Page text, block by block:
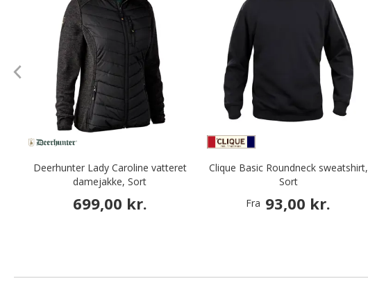
Deerhunter Lady Caroline vatteret
damejakke, Sort
699,00 kr.
Clique Basic Roundneck sweatshirt,
Sort
Fra 93,00 kr.